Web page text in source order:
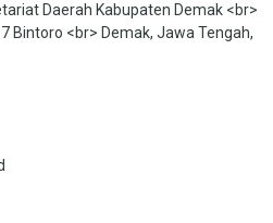
Daerah Kabupaten Demak <br>
Bintoro <br> Demak, Jawa Tengah,